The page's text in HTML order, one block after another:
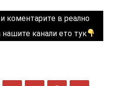
коментарите в реално
канали ето тук